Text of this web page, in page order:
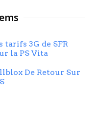
tarifs 3G de SFR
la PS Vita
De Retour Sur